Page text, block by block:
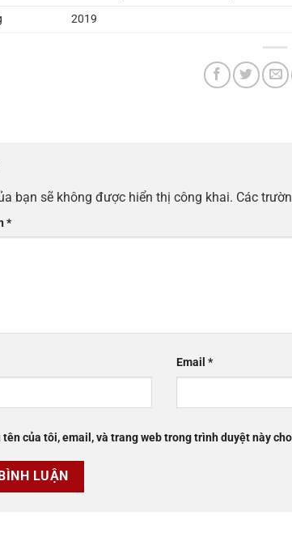
2019
bạn sẽ không được hiển thị công khai. Các
*
Email*
tên của tôi, email, và trang web trong trình duyệt này